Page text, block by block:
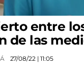
entre
de las
27/08/22 | 11:05